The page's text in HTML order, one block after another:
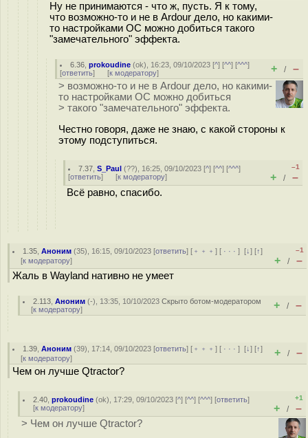
Ну не принимаются - что ж, пусть. Я к тому,
что возможно-то и не в Ardour дело, но какими-
то настройками ОС можно добиться такого
"замечательного" эффекта.
6.36 ,prokoudine (ok), 16:23, 09/10/2023 [^] [^^] [^^^]
[ответить] [к модератору] + / –
> возможно-то и не в Ardour дело, но какими-
то настройками ОС можно добиться
> такого "замечательного" эффекта.
Честно говоря, даже не знаю, с какой стороны к
этому подступиться.
7.37 ,S_Paul (??), 16:25, 09/10/2023 [^] [^^] [^^^]
[ответить] [к модератору]
–1
+ / –
Всё равно, спасибо.
1.35 ,Аноним (35), 16:15, 09/10/2023 [ответить] [ ﹢﹢﹢] [ · · ·][↓] [↑]
[к модератору]
–1
+ / –
Жаль в Wayland нативно не умеет
2.113 ,Аноним (-), 13:35, 10/10/2023Скрыто ботом-модератором
[к модератору] + / –
1.39 ,Аноним (39), 17:14, 09/10/2023 [ответить] [ ﹢﹢﹢] [ · · ·][↓] [↑]
[к модератору] + / –
Чем он лучше Qtractor?
2.40 ,prokoudine (ok), 17:29, 09/10/2023 [^] [^^] [^^^] [ответить]
[к модератору]
+1
+ / –
> Чем он лучше Qtractor?